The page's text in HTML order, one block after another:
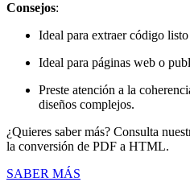
Consejos:
Ideal para extraer código
Ideal para páginas web o
Preste atención a la
diseños complejos.
¿Quieres saber más? Consulta
la conversión de PDF a HTML.
SABER MÁS